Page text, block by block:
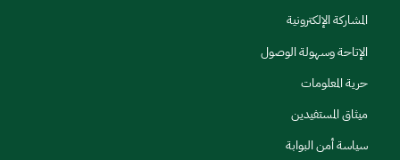
المشاركة الإلكترونية
الإتاحة وسهولة الوصول
حرية المعلومات
ميثاق المستفيدين
سياسة أمن البوابة